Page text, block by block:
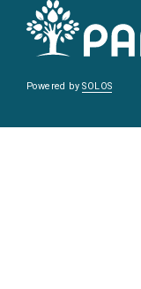
Powered bySOLOS